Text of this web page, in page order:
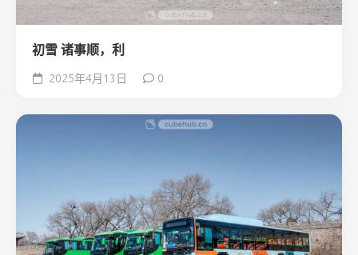
初雪 诸事顺，利
2025年4月13日 0